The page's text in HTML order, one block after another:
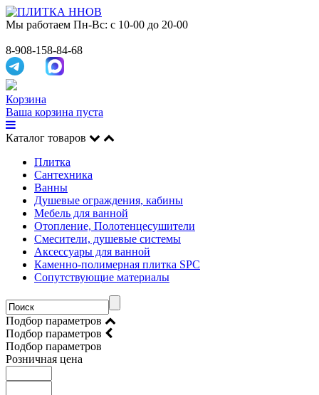
Мы работаем Пн-Вс: с 10-00 до 20-00
8-908-158-84-68
Корзина
Ваша корзина пуста
Каталог товаров
Плитка
Сантехника
Ванны
Душевые ограждения, кабины
Мебель для ванной
Отопление, Полотенцесушители
Смесители, душевые системы
Аксессуары для ванной
Каменно-полимерная плитка SPC
Сопутствующие материалы
Подбор параметров
Подбор параметров
Подбор параметров
Розничная цена